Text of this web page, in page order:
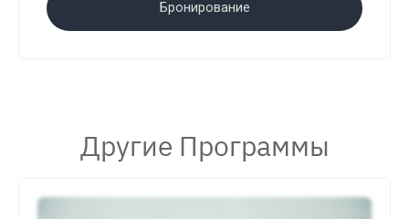
Бронирование
Другие Программы